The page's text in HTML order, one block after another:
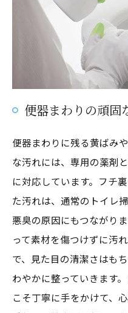
便器まわりの頑固
便器まわりに残る黄ばみ
な汚れには、専用の薬剤
に対応しています。フチ
た汚れは、通常のトイレ
悪臭の原因にもつながり
って素材を傷つけずに汚
で、見た目の清潔さはも
わやかに整っていきます
こそ丁寧に手をかけて、